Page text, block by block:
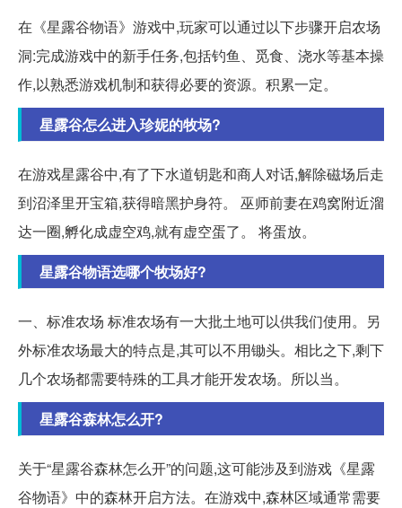
在《星露谷物语》游戏中,玩家可以通过以下步骤开启农场
洞:完成游戏中的新手任务,包括钓鱼、觅食、浇水等基本操
作,以熟悉游戏机制和获得必要的资源。积累一定。
星露谷怎么进入珍妮的牧场?
在游戏星露谷中,有了下水道钥匙和商人对话,解除磁场后走
到沼泽里开宝箱,获得暗黑护身符。 巫师前妻在鸡窝附近溜
达一圈,孵化成虚空鸡,就有虚空蛋了。 将蛋放。
星露谷物语选哪个牧场好?
一、标准农场 标准农场有一大批土地可以供我们使用。另
外标准农场最大的特点是,其可以不用锄头。相比之下,剩下
几个农场都需要特殊的工具才能开发农场。所以当。
星露谷森林怎么开?
关于“星露谷森林怎么开”的问题,这可能涉及到游戏《星露
谷物语》中的森林开启方法。在游戏中,森林区域通常需要